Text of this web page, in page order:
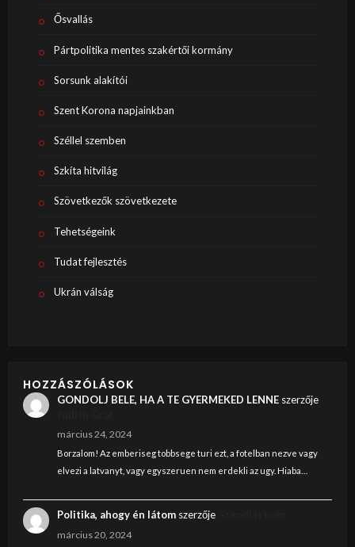
Ősvallás
Pártpolitika mentes szakértői kormány
Sorsunk alakítói
Szent Korona napjainkban
Széllel szemben
Szkíta hitvilág
Szövetkezők szövetkezete
Tehetségeink
Tudat fejlesztés
Ukrán válság
HOZZÁSZÓLÁSOK
GONDOLJ BELE, HA A TE GYERMEKED LENNEszerzője
március 24, 2024
Borzalom! Az emberiseg tobbsege turi ezt, a fotelban nezve vagy
elvezi a latvanyt, vagy egyszeruen nem erdekli az ugy. Hiaba…
Politika, ahogy én látomszerzője
március 20, 2024